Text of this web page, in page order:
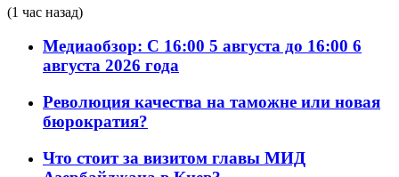
(1 час назад)
Медиаобзор: С 16:00 5 августа до 16:00 6
августа 2026 года
Революция качества на таможне или новая
бюрократия?
Что стоит за визитом главы МИД